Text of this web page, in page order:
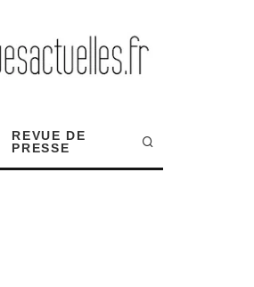
REVUE DE
PRESSE